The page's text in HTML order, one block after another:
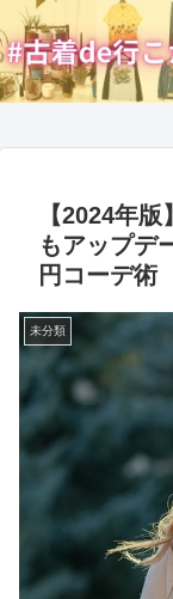
【2024年
もアップデ
円コーデ術
未分類